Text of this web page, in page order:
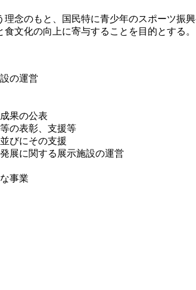
理念のもと、国民特に青少年のスポーツ
文化の向上に寄与することを目的とする。
の運営
果の公表
の表彰、支援等
びにその支援
展に関する展示施設の運営
事業